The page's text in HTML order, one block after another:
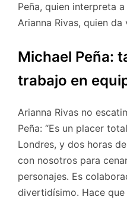
Peña, quien interpreta
Arianna Rivas, quien da
Michael Peña:
trabajo en
Arianna Rivas no
Peña: “Es un placer
Londres, y dos horas
con nosotros para
personajes. Es
divertidísimo. Hace